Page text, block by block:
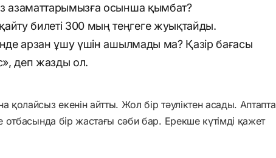
азаматтарымызға осынша қымбат?
билеті 300 мың теңгеге жуықтайды.
арзан ұшу үшін ашылмады ма? Қазір бағасы
деп жазды ол.
екенін айтты. Жол бір тәуліктен асады. Аптапта
бір жастағы сәби бар. Ерекше күтімді қажет